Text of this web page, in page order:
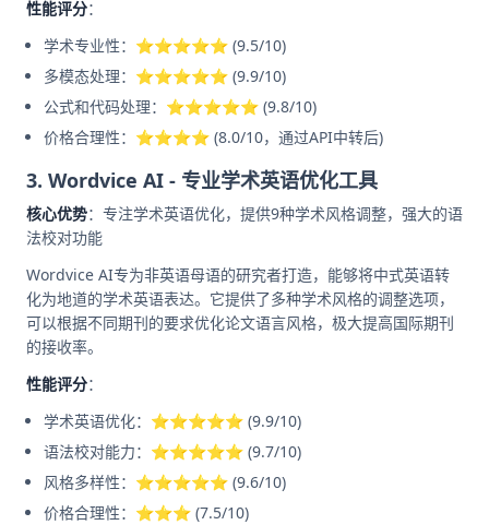
性能评分：
学术专业性：⭐⭐⭐⭐⭐ (9.5/10)
多模态处理：⭐⭐⭐⭐⭐ (9.9/10)
公式和代码处理：⭐⭐⭐⭐⭐ (9.8/10)
价格合理性：⭐⭐⭐⭐ (8.0/10，通过API中转后)
3. Wordvice AI - 专业学术英语优化工具
核心优势：专注学术英语优化，提供9种学术风格调整，强大的语
法校对功能
Wordvice AI专为非英语母语的研究者打造，能够将中式英语转
化为地道的学术英语表达。它提供了多种学术风格的调整选项，
可以根据不同期刊的要求优化论文语言风格，极大提高国际期刊
的接收率。
性能评分：
学术英语优化：⭐⭐⭐⭐⭐ (9.9/10)
语法校对能力：⭐⭐⭐⭐⭐ (9.7/10)
风格多样性：⭐⭐⭐⭐⭐ (9.6/10)
价格合理性：⭐⭐⭐ (7.5/10)